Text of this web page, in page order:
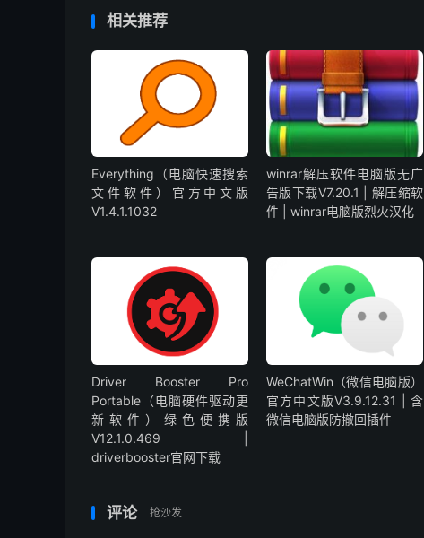
相关推荐
Everything（电脑快速搜索
文件软件）官方中文版
V1.4.1.1032
winrar解压软件电脑版无广
告版下载V7.20.1 | 解压缩软
件 | winrar电脑版烈火汉化
Driver Booster Pro
Portable（电脑硬件驱动更
新软件）绿色便携版
V12.1.0.469 |
driverbooster官网下载
WeChatWin（微信电脑版）
官方中文版V3.9.12.31 | 含
微信电脑版防撤回插件
评论 抢沙发